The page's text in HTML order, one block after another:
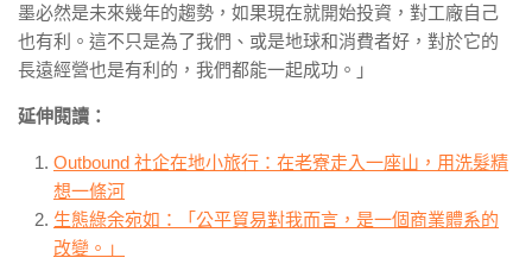
墨必然是未來幾年的趨勢，如果現在就開始投資，對工廠自己
也有利。這不只是為了我們、或是地球和消費者好，對於它的
長遠經營也是有利的，我們都能一起成功。」
延伸閱讀：
Outbound 社企在地小旅行：在老寮走入一座山，用洗髮精
想一條河
生態綠余宛如：「公平貿易對我而言，是一個商業體系的
改變。」